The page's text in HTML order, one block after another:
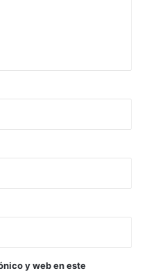
y web en este